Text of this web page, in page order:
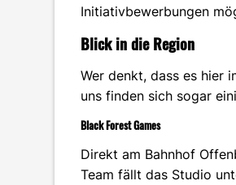
Initiativbewerbungen
Blick in die Region
Wer denkt, dass es hier
uns finden sich sogar
Black Forest Games
Direkt am Bahnhof
Team fällt das Studio